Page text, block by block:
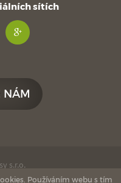
sítích
NÁM
s.r.o.
Používáním webu s tím